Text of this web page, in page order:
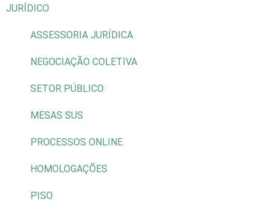
JURÍDICO
ASSESSORIA JURÍDICA
NEGOCIAÇÃO COLETIVA
SETOR PÚBLICO
MESAS SUS
PROCESSOS ONLINE
HOMOLOGAÇÕES
PISO